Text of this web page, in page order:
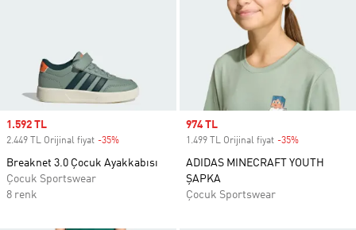
Sale price
1.592 TL
2.449 TL Orijinal fiyat -35%
Breaknet 3.0 Çocuk Ayakkabısı
Çocuk Sportswear
8 renk
Sale price
974 TL
1.499 TL Orijinal fiyat -35%
ADIDAS MINECRAFT YOUTH
ŞAPKA
Çocuk Sportswear